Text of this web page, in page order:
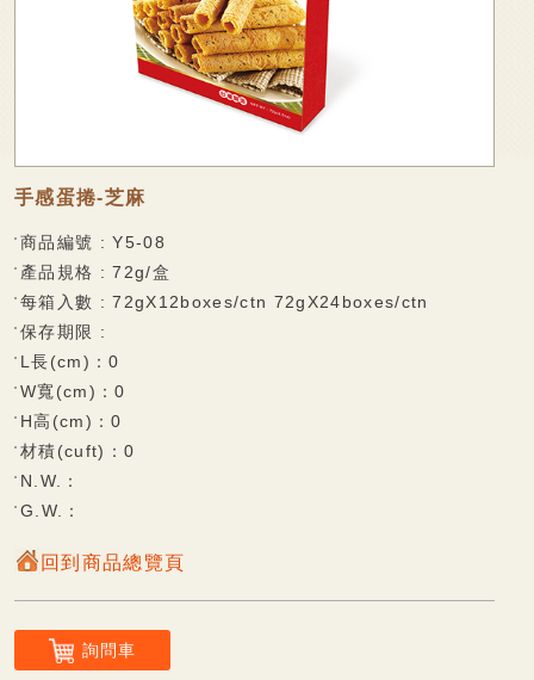
麻糬派餅系列
乳果大福系列
果凍系列
巧克力披覆系列
水果酥系列
雪花酥系列
杏仁餅系列
觀光專區
雪花酥系列
鮮果凍系列
香脆蛋捲系列
手感蛋捲-芝麻
商品編號 : Y5-08
產品規格 : 72g/盒
每箱入數 : 72gX12boxes/ctn 72gX24boxes/ctn
保存期限 :
L長(cm)：0
W寬(cm)：0
H高(cm)：0
材積(cuft)：0
N.W.：
G.W.：
回到商品總覽頁
詢問車